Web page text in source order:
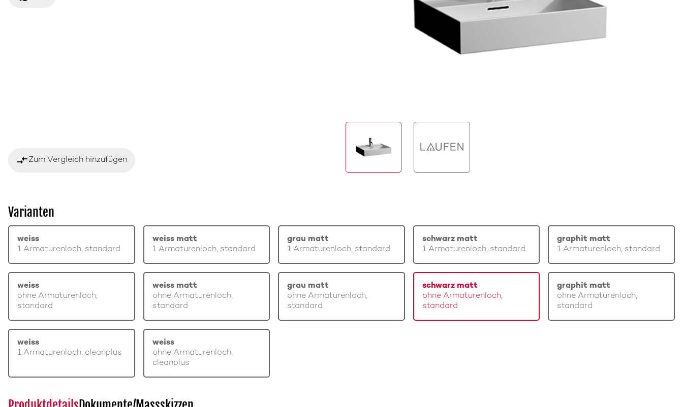
compare_arrowsZum Vergleich hinzufügen
Varianten
weiss
1 Armaturenloch, standard
weiss matt
1 Armaturenloch, standard
grau matt
1 Armaturenloch, standard
schwarz matt
1 Armaturenloch, standard
graphit matt
1 Armaturenloch, standard
weiss
ohne Armaturenloch,
standard
weiss matt
ohne Armaturenloch,
standard
grau matt
ohne Armaturenloch,
standard
schwarz matt
ohne Armaturenloch,
standard
graphit matt
ohne Armaturenloch,
standard
weiss
1 Armaturenloch, cleanplus
weiss
ohne Armaturenloch,
cleanplus